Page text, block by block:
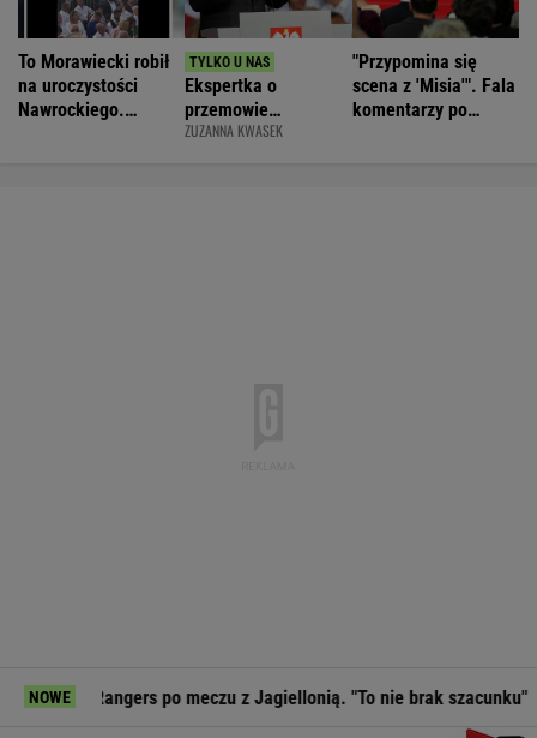
To Morawiecki robił
na uroczystości
Nawrockiego.
Ekspertka o
przemowie
Nawrockiego.
ZUZANNA KWASEK
"Przypomina się
scena z 'Misia'". Fala
komentarzy po
NOWE
po meczu z Jagiellonią. "To nie brak szacunku" Prezes